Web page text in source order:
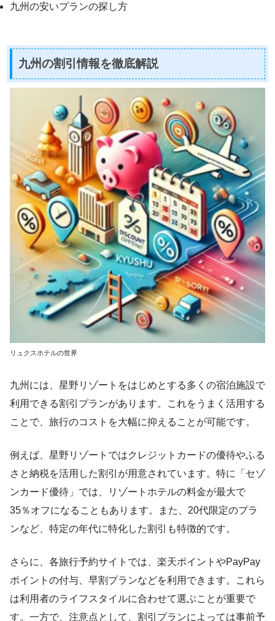
九州の安いプランの探し方
九州の割引情報を徹底解説
リュクスホテルの世界
九州には、星野リゾートをはじめとする多くの宿泊施設で
利用できる割引プランがあります。これをうまく活用する
ことで、旅行のコストを大幅に抑えることが可能です。
例えば、星野リゾートではクレジットカードの優待やふる
さと納税を活用した割引が用意されています。特に「セゾ
ンカード優待」では、リゾートホテルの料金が最大で
35％オフになることもあります。また、20代限定のプラ
ンなど、特定の年代に特化した割引も特徴的です。
さらに、各旅行予約サイトでは、楽天ポイントやPayPay
ポイントの付与、早割プランなどを利用できます。これら
は利用者のライフスタイルに合わせて選ぶことが重要で
す。一方で、注意点として、割引プランによっては事前予